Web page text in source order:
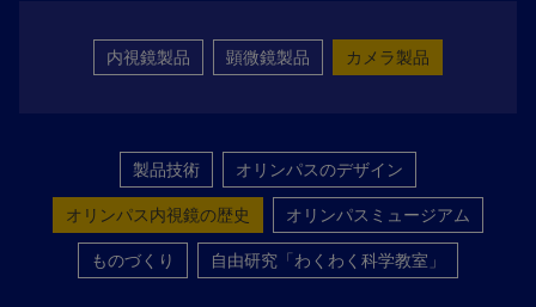
内視鏡製品 顕微鏡製品 カメラ製品
製品技術
オリンパスのデザイン
オリンパス内視鏡の歴史
オリンパスミュージアム
ものづくり
自由研究「わくわく科学教室」